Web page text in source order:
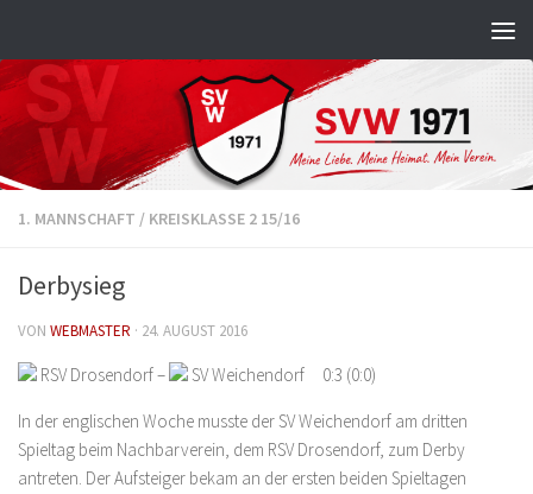
1. MANNSCHAFT / KREISKLASSE 2 15/16
Derbysieg
VON WEBMASTER · 24. AUGUST 2016
RSV Drosendorf – SV Weichendorf 0:3 (0:0)
In der englischen Woche musste der SV Weichendorf am dritten
Spieltag beim Nachbarverein, dem RSV Drosendorf, zum Derby
antreten. Der Aufsteiger bekam an der ersten beiden Spieltagen